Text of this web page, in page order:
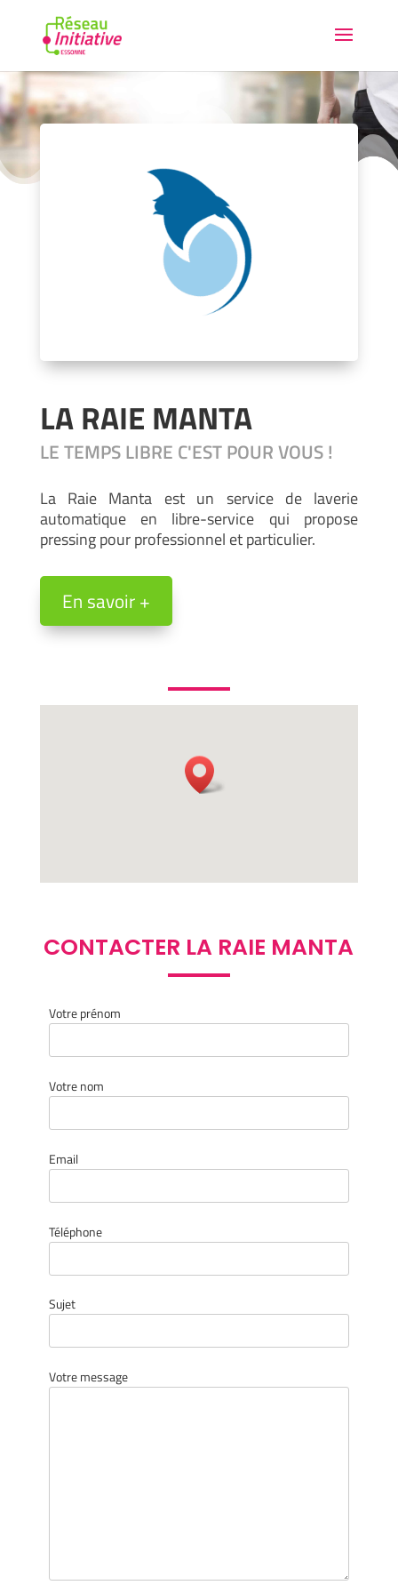
LA RAIE MANTA
LE TEMPS LIBRE C'EST POUR VOUS !
La Raie Manta est un service de laverie
automatique en libre-service qui propose
pressing pour professionnel et particulier.
En savoir +
CONTACTER LA RAIE MANTA
Votre prénom
Votre nom
Email
Téléphone
Sujet
Votre message